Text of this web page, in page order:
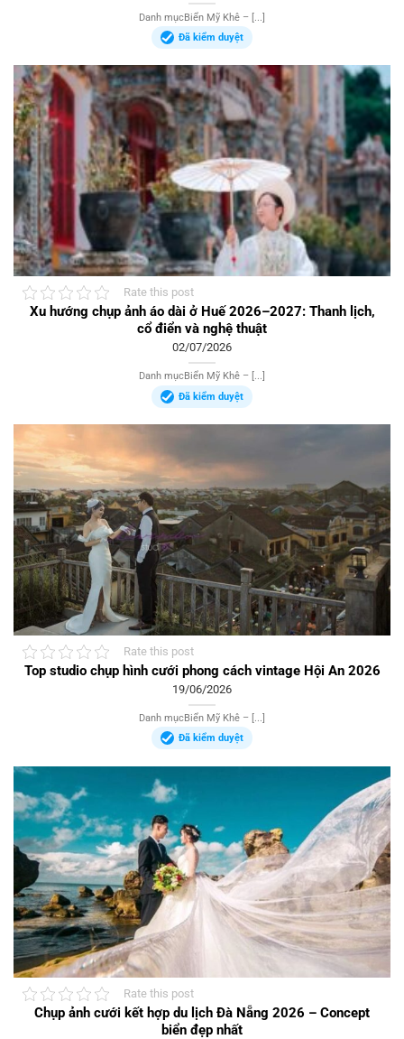
Danh mụcBiển Mỹ Khê – [...]
Đã kiểm duyệt
Rate this post
Xu hướng chụp ảnh áo dài ở Huế 2026–2027: Thanh lịch,
cổ điển và nghệ thuật
02/07/2026
Danh mụcBiển Mỹ Khê – [...]
Đã kiểm duyệt
Rate this post
Top studio chụp hình cưới phong cách vintage Hội An 2026
19/06/2026
Danh mụcBiển Mỹ Khê – [...]
Đã kiểm duyệt
Rate this post
Chụp ảnh cưới kết hợp du lịch Đà Nẵng 2026 – Concept
biển đẹp nhất